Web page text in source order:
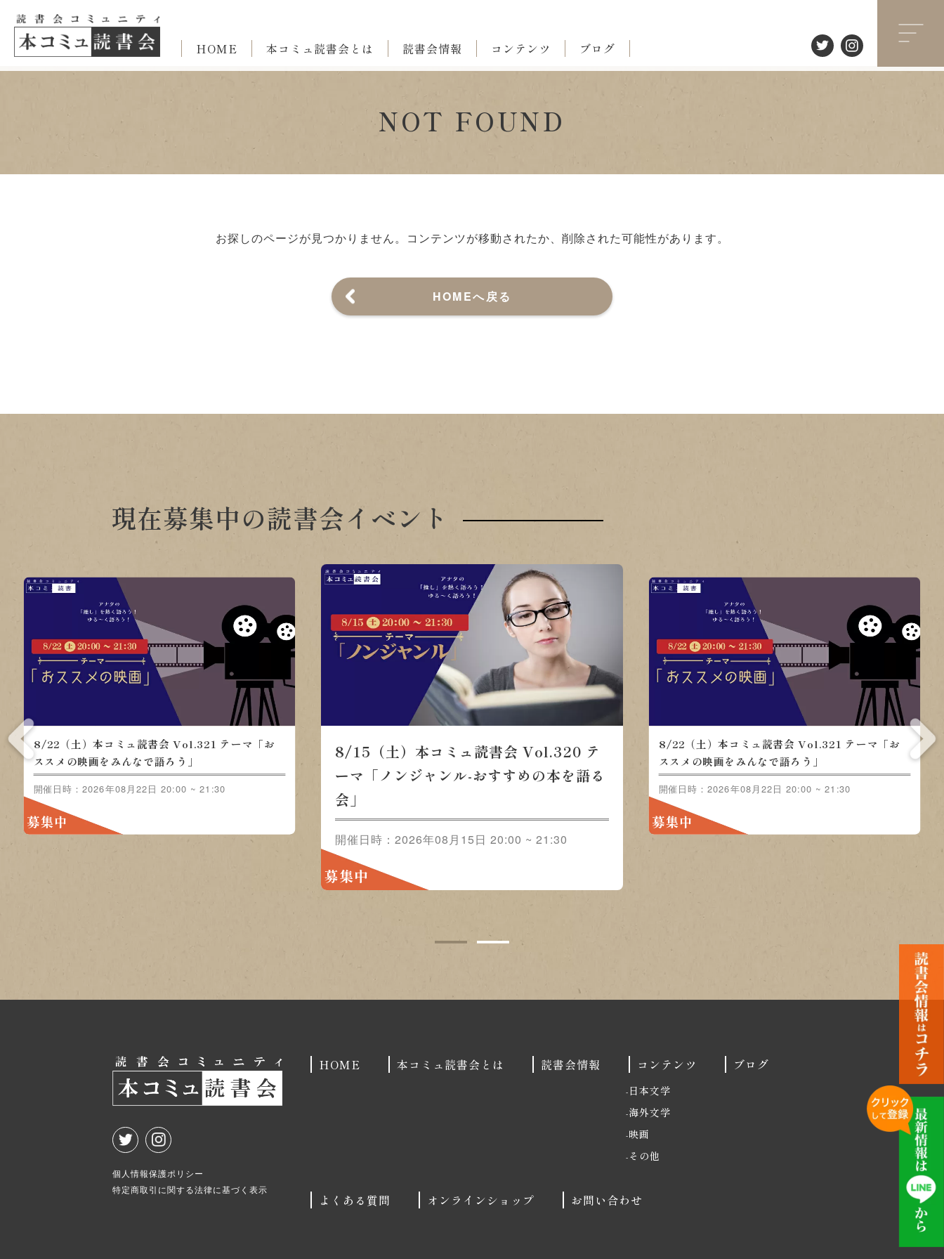
HOME 本コミュ読書会とは 読書会情報 コンテンツ ブログ
NOT FOUND
お探しのページが見つかりません。 コンテンツが移動されたか、削除された可能性があります。
HOMEへ戻る
現在募集中の読書会イベント
ュ読書会 Vol.321 テ
映画をみんなで語ろ
月22日 20:00 ~ 21:30
8/15（土）本コミュ読書会 Vol.320 テーマ「ノ
ンジャンル-おすすめの本を語る会」
開催日時：2026年08月15日 20:00 ~ 21:30
8/22（土）本コミュ読書会 Vol.321 テ
ーマ「おススメの映画をみんなで語ろ
開催日時：2026年08月22日 20:00 ~ 21:30
8/15（土）本コミ
ンジャンル-おすす
開催日時：2026年08
個人情報保護ポリシー
特定商取引に関する法律に基づく表示
HOME 本コミュ読書会とは 読書会情報 コンテンツ
日本文学
海外文学
映画
その他
ブログ
よくある質問 オンラインショップ お問い合わせ